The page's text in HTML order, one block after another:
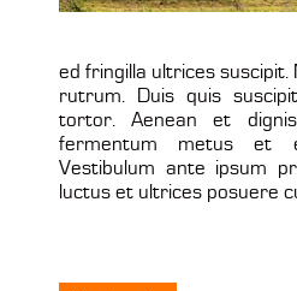
ed fringilla ultrices suscipit.
rutrum. Duis quis
tortor. Aenean et
fermentum metus et
Vestibulum ante ipsum
luctus et ultrices posuere